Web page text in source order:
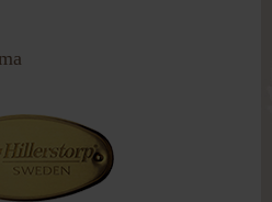
vergessen?